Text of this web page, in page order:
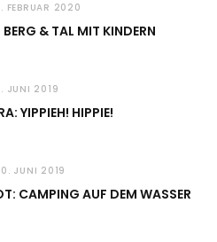
FEBRUAR 2020
& TAL MIT KINDERN
JUNI 2019
YIPPIEH! HIPPIE!
JUNI 2019
CAMPING AUF DEM WASSER